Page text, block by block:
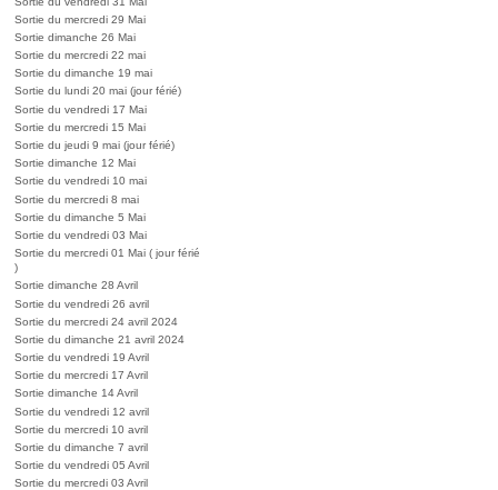
Sortie du mercredi 29 Mai
Sortie dimanche 26 Mai
Sortie du mercredi 22 mai
Sortie du dimanche 19 mai
Sortie du lundi 20 mai (jour férié)
Sortie du vendredi 17 Mai
Sortie du mercredi 15 Mai
Sortie du jeudi 9 mai (jour férié)
Sortie dimanche 12 Mai
Sortie du vendredi 10 mai
Sortie du mercredi 8 mai
Sortie du dimanche 5 Mai
Sortie du vendredi 03 Mai
Sortie du mercredi 01 Mai ( jour férié
)
Sortie dimanche 28 Avril
Sortie du vendredi 26 avril
Sortie du mercredi 24 avril 2024
Sortie du dimanche 21 avril 2024
Sortie du vendredi 19 Avril
Sortie du mercredi 17 Avril
Sortie dimanche 14 Avril
Sortie du vendredi 12 avril
Sortie du mercredi 10 avril
Sortie du dimanche 7 avril
Sortie du vendredi 05 Avril
Sortie du mercredi 03 Avril